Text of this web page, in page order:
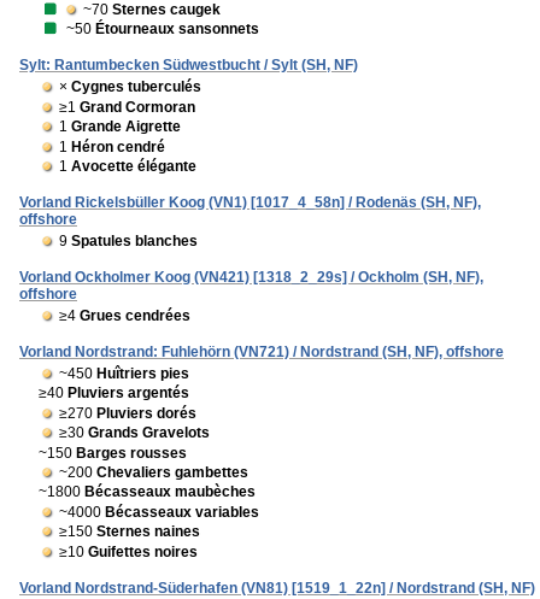
~70 Sternes caugek
~50 Étourneaux sansonnets
Sylt: Rantumbecken Südwestbucht / Sylt (SH, NF)
× Cygnes tuberculés
≥1 Grand Cormoran
1 Grande Aigrette
1 Héron cendré
1 Avocette élégante
Vorland Rickelsbüller Koog (VN1) [1017_4_58n] / Rodenäs (SH, NF),
offshore
9 Spatules blanches
Vorland Ockholmer Koog (VN421) [1318_2_29s] / Ockholm (SH, NF),
offshore
≥4 Grues cendrées
Vorland Nordstrand: Fuhlehörn (VN721) / Nordstrand (SH, NF), offshore
~450 Huîtriers pies
≥40 Pluviers argentés
≥270 Pluviers dorés
≥30 Grands Gravelots
~150 Barges rousses
~200 Chevaliers gambettes
~1800 Bécasseaux maubèches
~4000 Bécasseaux variables
≥150 Sternes naines
≥10 Guifettes noires
Vorland Nordstrand-Süderhafen (VN81) [1519_1_22n] / Nordstrand (SH, NF)